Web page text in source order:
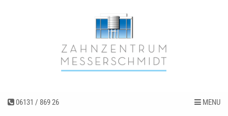
06131 / 869 26 MENU